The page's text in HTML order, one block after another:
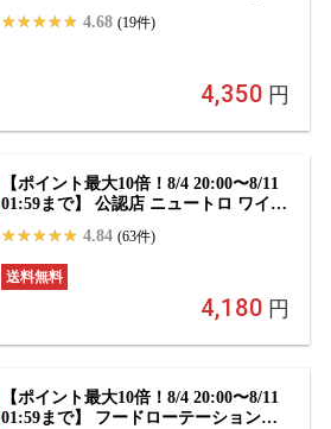
4,350 円
4.68 (19件)
【ポイント最大10倍！8/4 20:00〜8/11
01:59まで】 公認店 ニュートロ ワイル
サーモン 2kg ごはん ご飯 ワイルドレ
シピ WILD RECIPE ドッグフード ペ
ッツビレッジクロス
送料無料
4,180 円
4.84 (63件)
【ポイント最大10倍！8/4 20:00〜8/11
01:59まで】 フードローテーションセ